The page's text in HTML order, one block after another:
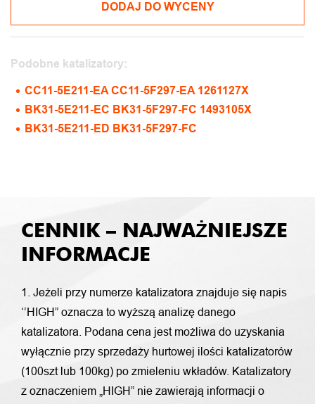
DODAJ DO WYCENY
Podobne katalizatory:
CC11-5E211-EA CC11-5F297-EA 1261127X
BK31-5E211-EC BK31-5F297-FC 1493105X
BK31-5E211-ED BK31-5F297-FC
CENNIK – NAJWAŻNIEJSZE
INFORMACJE
1. Jeżeli przy numerze katalizatora znajduje się napis
‘’HIGH” oznacza to wyższą analizę danego
katalizatora. Podana cena jest możliwa do uzyskania
wyłącznie przy sprzedaży hurtowej ilości katalizatorów
(100szt lub 100kg) po zmieleniu wkładów. Katalizatory
z oznaczeniem „HIGH” nie zawierają informacji o